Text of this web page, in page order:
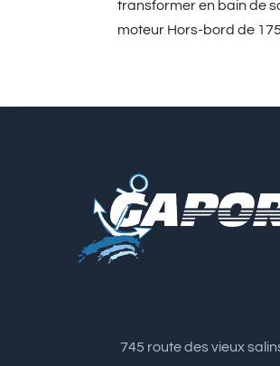
transformer en bain de
moteur Hors-bord de
745 route des vieux